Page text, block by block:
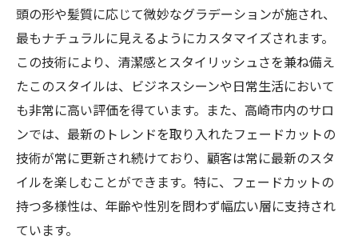
頭の形や髪質に応じて微妙なグラデーションが施され、
最もナチュラルに見えるようにカスタマイズされます。
この技術により、清潔感とスタイリッシュさを兼ね備え
たこのスタイルは、ビジネスシーンや日常生活において
も非常に高い評価を得ています。また、高崎市内のサロ
ンでは、最新のトレンドを取り入れたフェードカットの
技術が常に更新され続けており、顧客は常に最新のスタ
イルを楽しむことができます。特に、フェードカットの
持つ多様性は、年齢や性別を問わず幅広い層に支持され
ています。